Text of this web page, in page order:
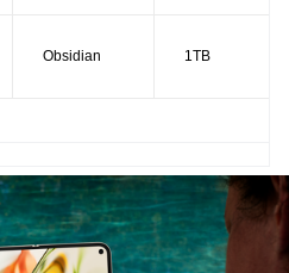
Obsidian 1TB